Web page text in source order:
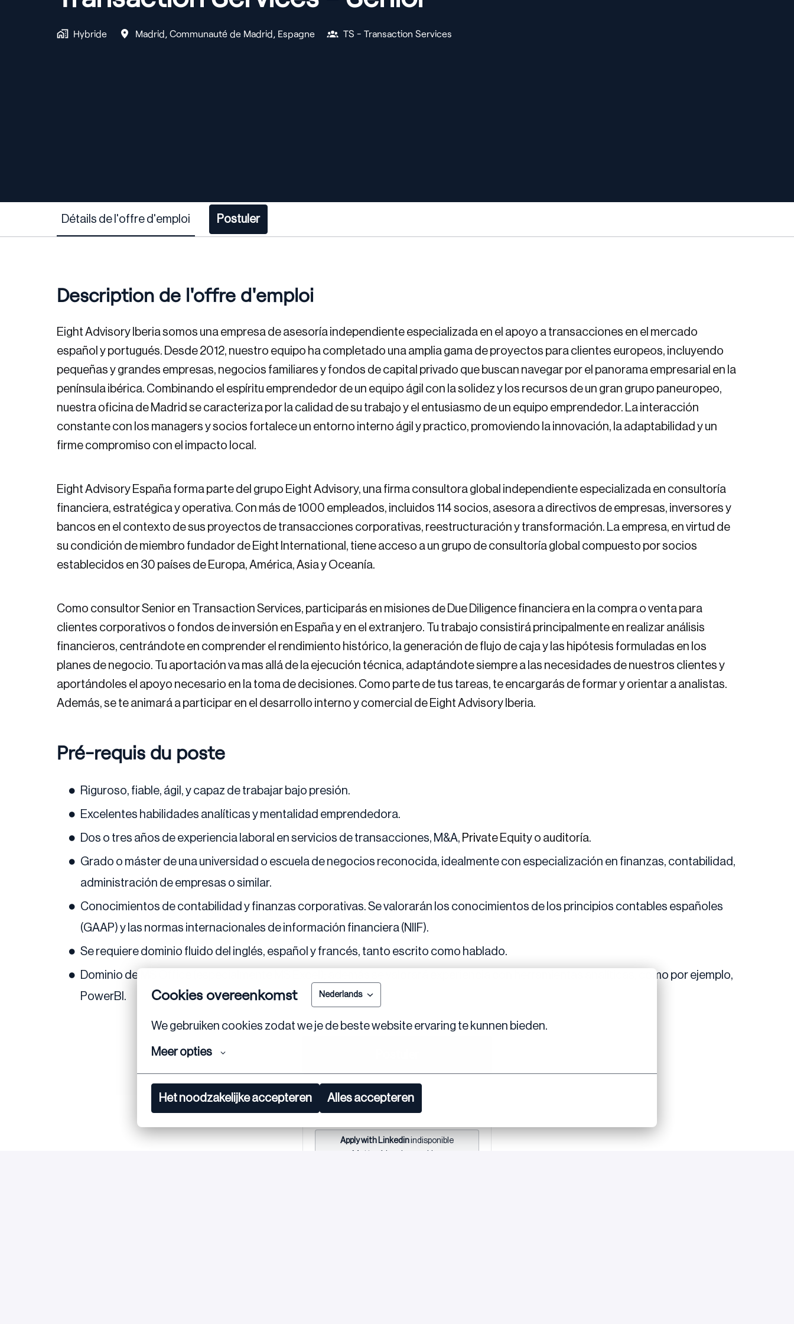
Cookies overeenkomst Nederlands
We gebruiken cookies zodat we je de beste website ervaring te kunnen bieden.
Meer opties
Het noodzakelijke accepteren Alles accepteren
Hybride Madrid, Communauté de Madrid, Espagne TS - Transaction Services
Détails de l'offre d'emploi Postuler
Description de l'offre d'emploi
Eight Advisory Iberiasomos una empresa de asesoría independiente especializada en el apoyo a transacciones en el mercado
español y portugués. Desde 2012, nuestro equipo ha completado una amplia gama de proyectos para clientes europeos, incluyendo
pequeñas y grandes empresas, negocios familiares y fondos de capital privado que buscan navegar por el panorama empresarial en la
península ibérica. Combinando el espíritu emprendedor de un equipo ágil con la solidez y los recursos de un gran grupo paneuropeo,
nuestra oficina de Madrid se caracteriza por la calidad de su trabajo y el entusiasmo de un equipo emprendedor. La interacción
constante con los managers y socios fortalece un entorno interno ágil y practico, promoviendo la innovación, la adaptabilidad y un
firme compromiso con el impacto local.
Eight Advisory España forma parte del grupo Eight Advisory, una firma consultora global independiente especializada en consultoría
financiera, estratégica y operativa. Con más de 1000 empleados, incluidos 114 socios, asesora a directivos de empresas, inversores y
bancos en el contexto de sus proyectos de transacciones corporativas, reestructuración y transformación. La empresa, en virtud de
su condición de miembro fundador de Eight International, tiene acceso a un grupo de consultoría global compuesto por socios
establecidos en 30 países de Europa, América, Asia y Oceanía.
Como consultor Senior en Transaction Services, participarás en misiones de Due Diligence financiera en la compra o venta para
clientes corporativos o fondos de inversión en España y en el extranjero. Tu trabajo consistirá principalmente en realizar análisis
financieros, centrándote en comprender el rendimiento histórico, la generación de flujo de caja y las hipótesis formuladas en los
planes de negocio. Tu aportación va mas allá de la ejecución técnica, adaptándote siempre a las necesidades de nuestros clientes y
aportándoles el apoyo necesario en la toma de decisiones. Como parte de tus tareas, te encargarás de formar y orientar a analistas.
Además, se te animará a participar en el desarrollo interno y comercial de Eight Advisory Iberia.
Pré-requis du poste
Riguroso, fiable, ágil, y capaz de trabajar bajo presión.
Excelentes habilidades analíticas y mentalidad emprendedora.
Dos o tres años de experiencia laboral en servicios de transacciones, M&A, Private Equity o auditoría.
Grado o máster de una universidad o escuela de negocios reconocida, idealmente con especialización en finanzas, contabilidad,
administración de empresas o similar.
Conocimientos de contabilidad y finanzas corporativas. Se valorarán los conocimientos de los principios contables españoles
(GAAP) y las normas internacionales de información financiera (NIIF).
Se requiere dominio fluido del inglés, español y francés, tanto escrito como hablado.
Dominio de MS Office (especialmente MS Excel); además se valorará experiencia con herramientas analíticas, como por ejemplo,
PowerBI.
ou
Apply with Linkedinindisponible